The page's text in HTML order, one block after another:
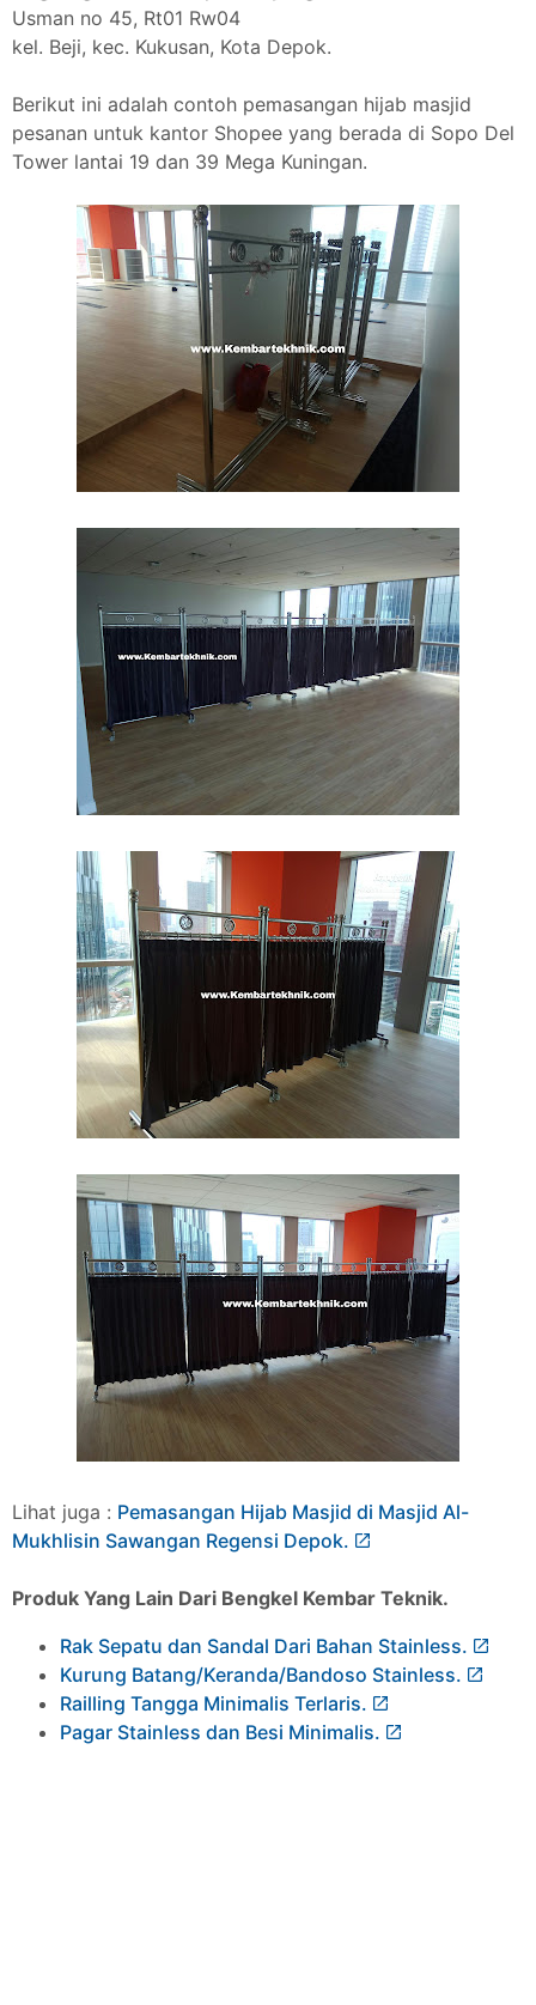
Usman no 45, Rt01 Rw04
kel. Beji, kec. Kukusan, Kota Depok.
Berikut ini adalah contoh pemasangan hijab masjid
pesanan untuk kantor Shopee yang berada di Sopo Del
Tower lantai 19 dan 39 Mega Kuningan.
Lihat juga : Pemasangan Hijab Masjid di Masjid Al-
Mukhlisin Sawangan Regensi Depok.
Produk Yang Lain Dari Bengkel Kembar Teknik.
Rak Sepatu dan Sandal Dari Bahan Stainless.
Kurung Batang/Keranda/Bandoso Stainless.
Railling Tangga Minimalis Terlaris.
Pagar Stainless dan Besi Minimalis.